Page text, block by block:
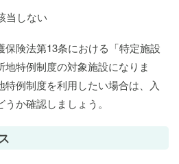
当しない
保険法第13条における「特定施設
地特例制度の対象施設になりま
例制度を利用したい場合は、入
か確認しましょう。